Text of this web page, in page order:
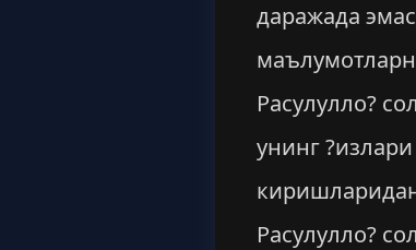
даражада
Расулулло?
унинг
Расулулло?